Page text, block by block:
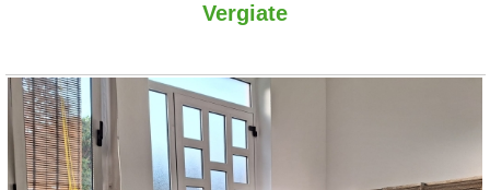
Vergiate